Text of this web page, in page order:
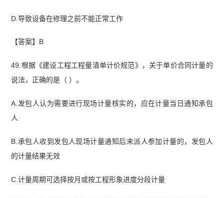
D.导致设备在修理之前不能正常工作
【答案】B
49.根据《建设工程工程量清单计价规范》，关于单价合同计量的
说法，正确的是（ ）。
A.发包人认为需要进行现场计量核实的，应在计量当日通知承包
人
B.承包人收到发包人现场计量通知后未派人参加计量的，发包人
的计量结果无效
C.计量周期可选择按月或按工程形象进度分段计量